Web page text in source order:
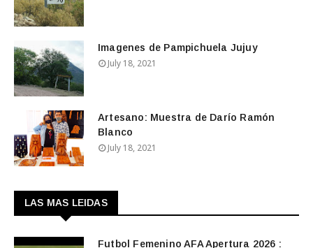
Imagenes de Pampichuela Jujuy
July 18, 2021
Artesano: Muestra de Darío Ramón
Blanco
July 18, 2021
LAS MAS LEIDAS
Futbol Femenino AFA Apertura 2026 :